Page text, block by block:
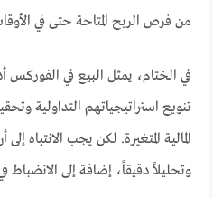
من فرص الربح المتاحة حتى في
في الختام، يمثل البيع في الفوركس
تنويع استراتيجياتهم التداولية
المالية المتغيرة. لكن يجب الانتباه
وتحليلاً دقيقاً، إضافة إلى الانضباط